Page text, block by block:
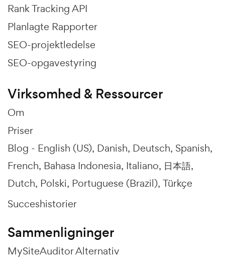
Rank Tracking API
Planlagte Rapporter
SEO-projektledelse
SEO-opgavestyring
Virksomhed & Ressourcer
Om
Priser
Blog - English (US) Danish Deutsch Spanish
French Bahasa Indonesia Italiano 日本語
Dutch Polski Portuguese (Brazil) Türkçe
Succeshistorier
Sammenligninger
MySiteAuditor Alternativ